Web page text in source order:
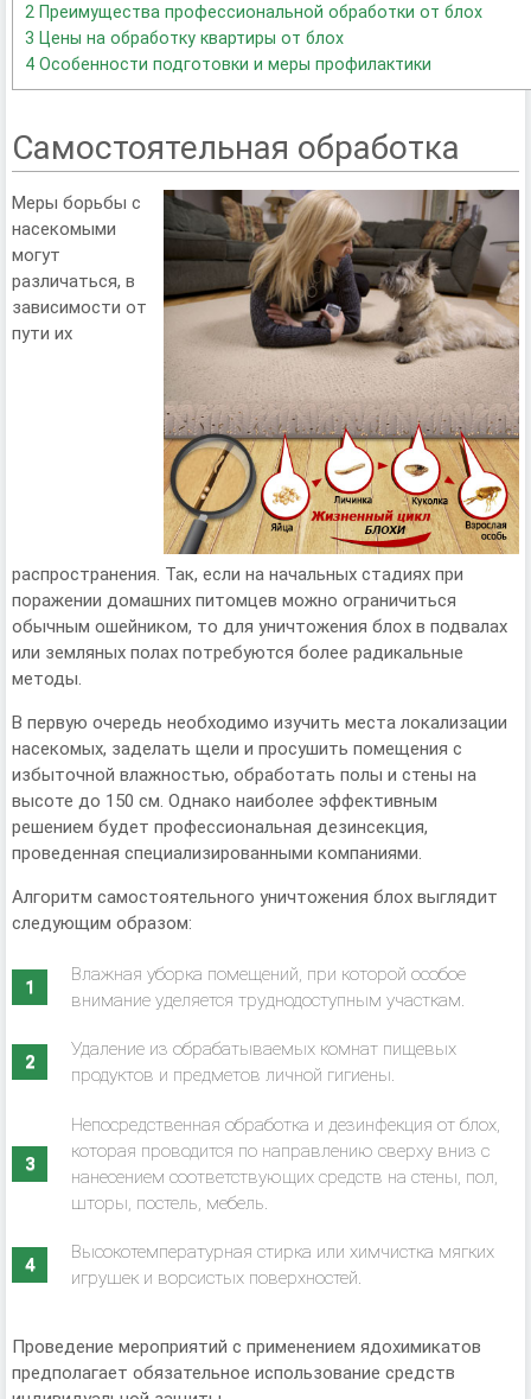
2 Преимущества профессиональной обработки от блох
3 Цены на обработку квартиры от блох
4 Особенности подготовки и меры профилактики
Самостоятельная обработка
Меры борьбы с
насекомыми
могут
различаться, в
зависимости от
пути их
распространения. Так, если на начальных стадиях при
поражении домашних питомцев можно ограничиться
обычным ошейником, то для уничтожения блох в подвалах
или земляных полах потребуются более радикальные
методы.
В первую очередь необходимо изучить места локализации
насекомых, заделать щели и просушить помещения с
избыточной влажностью, обработать полы и стены на
высоте до 150 см. Однако наиболее эффективным
решением будет профессиональная дезинсекция,
проведенная специализированными компаниями.
Алгоритм самостоятельного уничтожения блох выглядит
следующим образом:
Влажная уборка помещений, при которой особое
внимание уделяется труднодоступным участкам.
Удаление из обрабатываемых комнат пищевых
продуктов и предметов личной гигиены.
Непосредственная обработка и дезинфекция от блох,
которая проводится по направлению сверху вниз с
нанесением соответствующих средств на стены, пол,
шторы, постель, мебель.
Высокотемпературная стирка или химчистка мягких
игрушек и ворсистых поверхностей.
Проведение мероприятий с применением ядохимикатов
предполагает обязательное использование средств